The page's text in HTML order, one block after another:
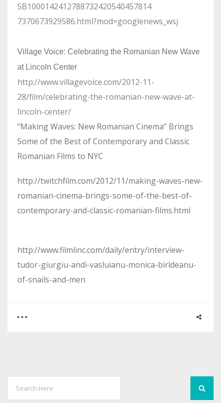
SB1000142412788732420540457814
7370673929586.html?mod=googlenews_wsj
Village Voice: Celebrating the Romanian New Wave
at Lincoln Center
http://www.villagevoice.com/2012-11-
28/film/celebrating-the-romanian-new-wave-at-
lincoln-center/
“Making Waves: New Romanian Cinema” Brings
Some of the Best of Contemporary and Classic
Romanian Films to NYC
http://twitchfilm.com/2012/11/making-waves-new-
romanian-cinema-brings-some-of-the-best-of-
contemporary-and-classic-romanian-films.html
http://www.filmlinc.com/daily/entry/interview-
tudor-giurgiu-andi-vasluianu-monica-birldeanu-
of-snails-and-men